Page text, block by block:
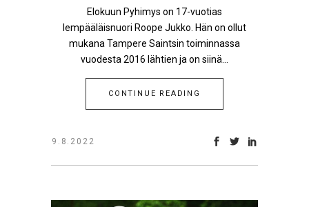
Elokuun Pyhimys on 17-vuotias
lempääläisnuori Roope Jukko. Hän on ollut
mukana Tampere Saintsin toiminnassa
vuodesta 2016 lähtien ja on siinä...
CONTINUE READING
9.8.2022